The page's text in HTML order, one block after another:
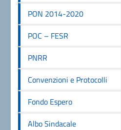
PON 2014-2020
POC – FESR
PNRR
Convenzioni e Protocolli
Fondo Espero
Albo Sindacale